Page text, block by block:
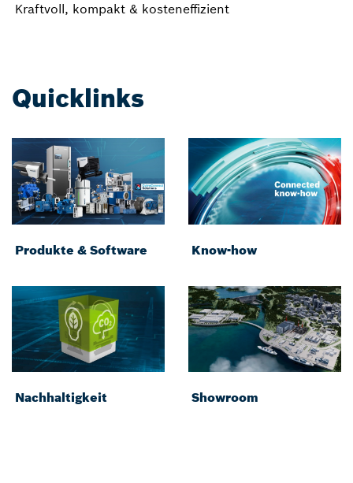
Kraftvoll, kompakt & kosteneffizient
Quicklinks
Produkte & Software Know-how
Nachhaltigkeit Showroom